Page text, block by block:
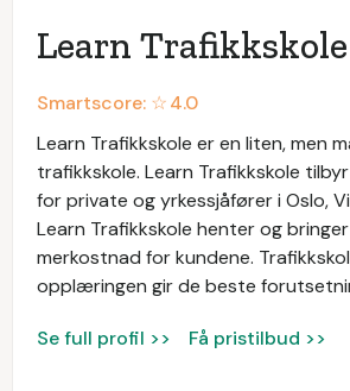
Learn Trafikkskole
Smartscore: ☆4.0
Learn Trafikkskole er en liten, men
trafikkskole. Learn Trafikkskole
for private og yrkessjåfører i Oslo,
Learn Trafikkskole henter og
merkostnad for kundene.
opplæringen gir de beste
Se full profil >> Få pristilbud >>